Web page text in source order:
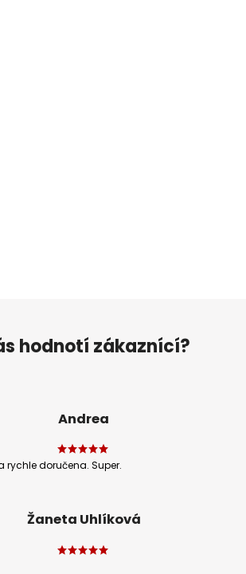
hodnotí zákaznící?
Andrea
rychle doručena. Super.
Žaneta Uhlíková